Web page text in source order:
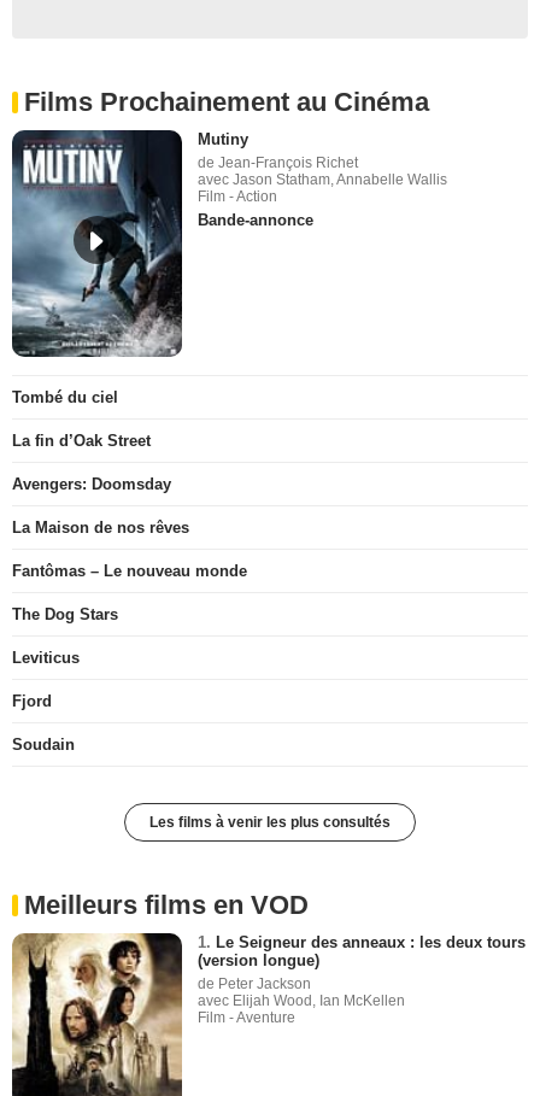
Films Prochainement au Cinéma
Mutiny
de Jean-François Richet
avec Jason Statham, Annabelle Wallis
Film - Action
Bande-annonce
Tombé du ciel
La fin d’Oak Street
Avengers: Doomsday
La Maison de nos rêves
Fantômas – Le nouveau monde
The Dog Stars
Leviticus
Fjord
Soudain
Les films à venir les plus consultés
Meilleurs films en VOD
1. Le Seigneur des anneaux : les deux tours
(version longue)
de Peter Jackson
avec Elijah Wood, Ian McKellen
Film - Aventure